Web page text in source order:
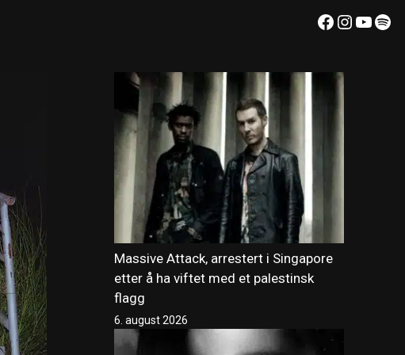
Facebook
Massive Attack, arrestert i Singapore
etter å ha viftet med et palestinsk
flagg
6. august 2026